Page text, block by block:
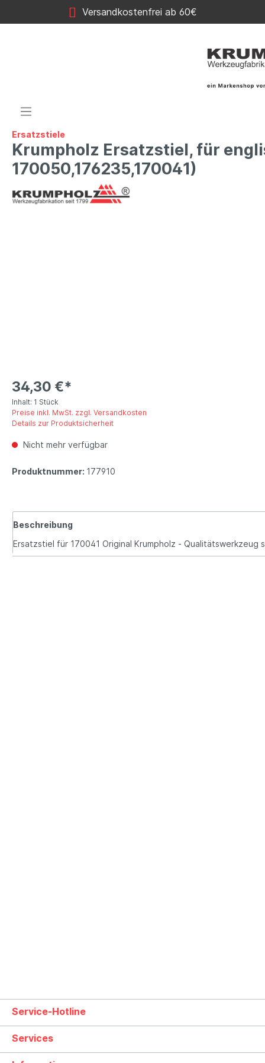
Versandkostenfrei ab 60€
Ersatzstiele
Krumpholz Ersatzstiel, für
170050,176235,170041)
34,30 €*
Inhalt: 1 Stück
Preise inkl. MwSt. zzgl. Versandkosten
Details zur Produktsicherheit
Nicht mehr verfügbar
Produktnummer: 177910
Beschreibung
Ersatzstiel für 170041 Original Krumpholz -
Service-Hotline
Services